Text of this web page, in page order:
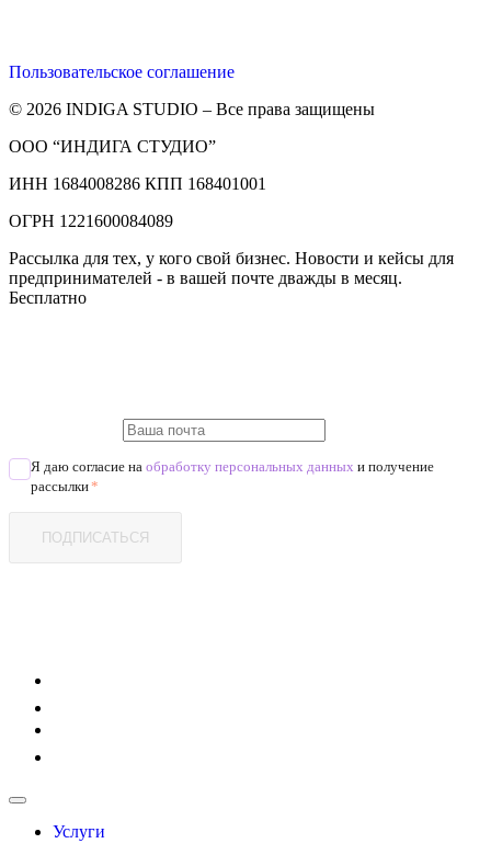
Пользовательское соглашение
© 2026 INDIGA STUDIO – Все права защищены
ООО “ИНДИГА СТУДИО”
ИНН 1684008286 КПП 168401001
ОГРН 1221600084089
Рассылка для тех, у кого свой бизнес. Новости и кейсы для
предпринимателей - в вашей почте дважды в месяц.
Бесплатно
Я даю согласие на обработку персональных данных и получение
рассылки*
ПОДПИСАТЬСЯ
Услуги